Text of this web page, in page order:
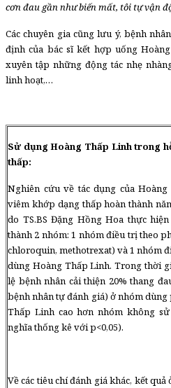
cơn đau gần như biến mất, tôi tự vận
Các chuyên gia cũng lưu ý, bệnh
định của bác sĩ kết hợp uống
xuyên tập những động tác nhẹ
linh hoạt,…
Sử dụng Hoàng Thấp Linh trong
thấp:
Nghiên cứu về tác dụng của
viêm khớp dạng thấp hoàn thành
do TS.BS Đặng Hồng Hoa thực
thành 2 nhóm: 1 nhóm điều trị theo
chloroquin, methotrexat) và 1 nhóm
dùng Hoàng Thấp Linh. Trong thời
lệ bệnh nhân cải thiện 20% thang
bệnh nhân tự đánh giá) ở nhóm
Thấp Linh cao hơn nhóm không
nghĩa thống kê với p<0,05).
Về các tiêu chí đánh giá khác, kết